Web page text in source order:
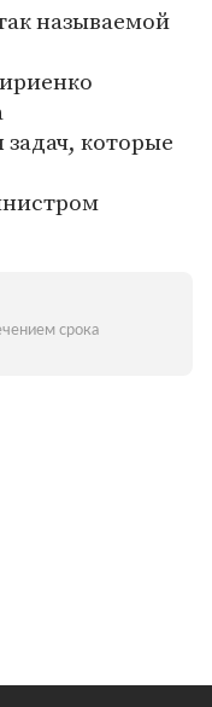
называемой
которые
срока